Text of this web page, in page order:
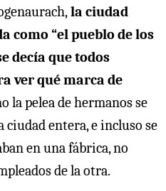
la ciudad
como “el pueblo de los
decía que todos
ver qué marca de
la pelea de hermanos se
entera, e incluso se
en una fábrica, no
de la otra.